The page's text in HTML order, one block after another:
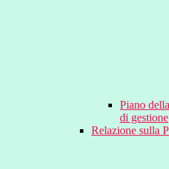
Piano
di gestione
Relazione sulla